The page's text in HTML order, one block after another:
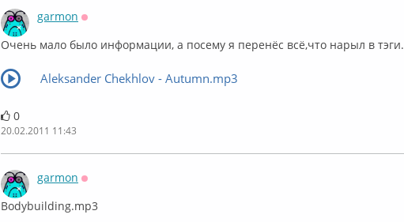
garmon
Очень мало было информации, а посему я перенёс всё,что нарыл в тэги.
Aleksander Chekhlov - Autumn.mp3
0
20.02.2011 11:43
garmon
Bodybuilding.mp3